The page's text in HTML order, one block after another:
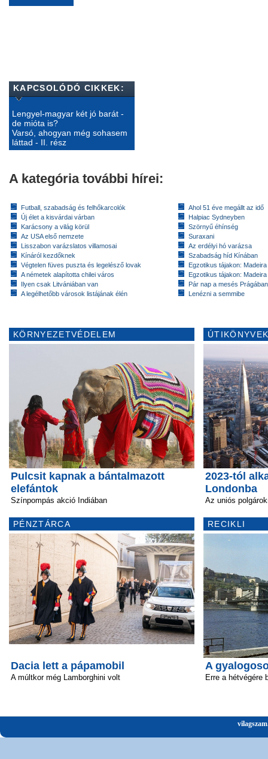
KAPCSOLÓDÓ CIKKEK:
Lengyel-magyar két jó barát -
de mióta is?
Varsó, ahogyan még sohasem
láttad - II. rész
A kategória további hírei:
Futball, szabadság és felhőkarcolók
Új élet a kisvárdai várban
Karácsony a világ körül
Az USA első nemzete
Lisszabon varázslatos villamosai
Kínáról kezdőknek
Végtelen füves puszta és legelésző lovak
A németek alapította chilei város
Ilyen csak Litvániában van
A legélhetőbb városok listájának élén
Ahol 51 éve megállt az idő
Halpiac Sydneyben
Szörnyű éhínség
Suraxani
Az erdélyi hó varázsa
Szabadság híd Kínában
Egzotikus tájakon:
Egzotikus tájakon:
Pár nap a mesés Prágában
Lenézni a semmibe
KÖRNYEZETVÉDELEM
Pulcsit kapnak a bántalmazott
elefántok
Színpompás akció Indiában
PÉNZTÁRCA
Dacia lett a pápamobil
A múltkor még Lamborghini volt
2023-tól
Londonba
Az uniós
RECIKLI
A
Erre a hétvégére